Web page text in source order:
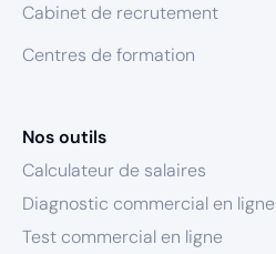
Cabinet de recrutement
Centres de formation
Nos outils
Calculateur de salaires
Diagnostic commercial en ligne
Test commercial en ligne